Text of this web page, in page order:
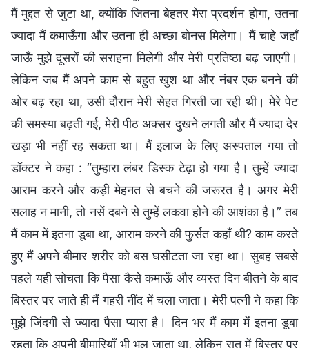
मैं मुद्दत से जुटा था, क्योंकि जितना बेहतर मेरा प्रदर्शन होगा, उतना
ज्यादा मैं कमाऊँगा और उतना ही अच्छा बोनस मिलेगा। मैं चाहे जहाँ
जाऊँ मुझे दूसरों की सराहना मिलेगी और मेरी प्रतिष्ठा बढ़ जाएगी।
लेकिन जब मैं अपने काम से बहुत खुश था और नंबर एक बनने की
ओर बढ़ रहा था, उसी दौरान मेरी सेहत गिरती जा रही थी। मेरे पेट
की समस्या बढ़ती गई, मेरी पीठ अक्सर दुखने लगती और मैं ज्यादा देर
खड़ा भी नहीं रह सकता था। मैं इलाज के लिए अस्पताल गया तो
डॉक्टर ने कहा : “तुम्हारा लंबर डिस्क टेढ़ा हो गया है। तुम्हें ज्यादा
आराम करने और कड़ी मेहनत से बचने की जरूरत है। अगर मेरी
सलाह न मानी, तो नसें दबने से तुम्हें लकवा होने की आशंका है।” तब
मैं काम में इतना डूबा था, आराम करने की फुर्सत कहाँ थी? काम करते
हुए मैं अपने बीमार शरीर को बस घसीटता जा रहा था। सुबह सबसे
पहले यही सोचता कि पैसा कैसे कमाऊँ और व्यस्त दिन बीतने के बाद
बिस्तर पर जाते ही मैं गहरी नींद में चला जाता। मेरी पत्नी ने कहा कि
मुझे जिंदगी से ज्यादा पैसा प्यारा है। दिन भर मैं काम में इतना डूबा
रहता कि अपनी बीमारियाँ भी भूल जाता था, लेकिन रात में बिस्तर पर